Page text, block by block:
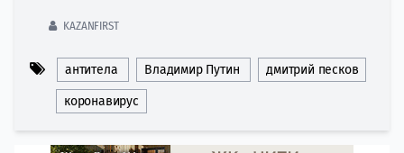
KAZANFIRST
антитела Владимир Путин дмитрий песков
коронавирус